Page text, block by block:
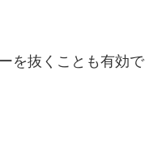
を抜くことも有効で